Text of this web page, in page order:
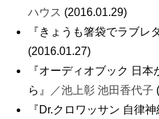
ハウス (2016.01.29)
『きょうも箸袋でラブレ
(2016.01.27)
『オーディオブック 日
ら』
／池上彰 池田香代子
『Dr.クロワッサン 自律